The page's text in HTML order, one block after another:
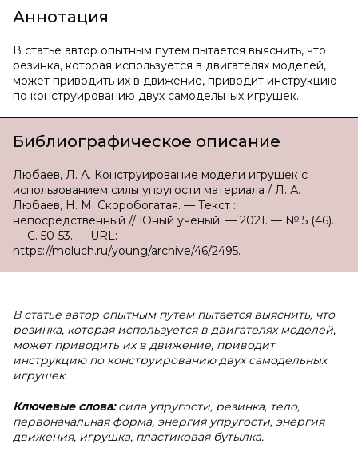
Аннотация
В статье автор опытным путем пытается выяснить, что
резинка, которая используется в двигателях моделей,
может приводить их в движение, приводит инструкцию
по конструированию двух самодельных игрушек.
Библиографическое описание
Любаев, Л. А. Конструирование модели игрушек с
использованием силы упругости материала / Л. А.
Любаев, Н. М. Скоробогатая. — Текст :
непосредственный // Юный ученый. — 2021. — № 5 (46).
— С. 50-53. — URL:
https://moluch.ru/young/archive/46/2495.
В статье автор опытным путем пытается выяснить, что
резинка, которая используется в двигателях моделей,
может приводить их в движение, приводит
инструкцию по конструированию двух самодельных
игрушек.
Ключевые слова:сила упругости, резинка, тело,
первоначальная форма, энергия упругости, энергия
движения, игрушка, пластиковая бутылка.